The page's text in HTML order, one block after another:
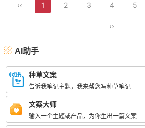
‹‹ 1 2 3 4 5
››
AI助手
种草文案
告诉我笔记主题，我来帮您写种草笔记
文案大师
输入一个主题或产品，为你生出一篇文案